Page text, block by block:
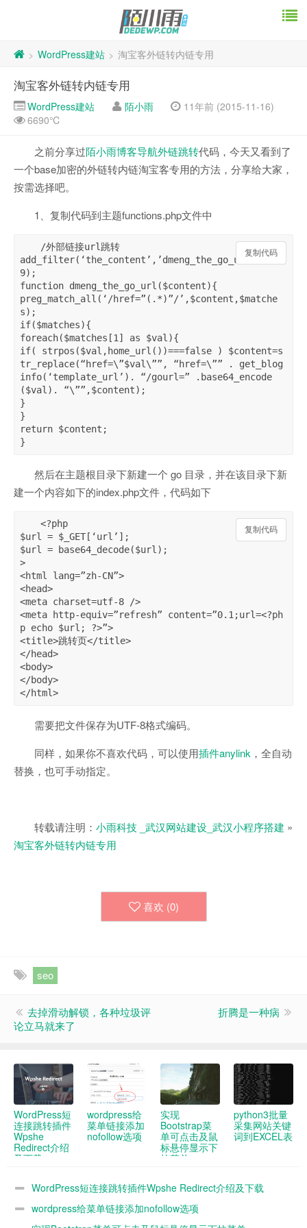
> WordPress建站 > 淘宝客外链转内链专用
淘宝客外链转内链专用
WordPress建站 陌小雨
11年前 (2015-11-16)
6690℃
之前分享过陌小雨博客导航外链跳转代码，今天又看到了
一个base加密的外链转内链淘宝客专用的方法，分享给大家，
按需选择吧。
1、复制代码到主题functions.php文件中
复制代码
复制代码
/外部链接url跳转
add_filter(‘the_content’,’dmeng_the_go_url’,99
9);
function dmeng_the_go_url($content){
preg_match_all(‘/href=”(.*)”/’,$content,$matche
s);
if($matches){
foreach($matches[1] as $val){
if( strpos($val,home_url())===false ) $content=s
tr_replace(“href=\”$val\””, “href=\”” . get_blog
info(‘template_url’). “/gourl=” .base64_encode
($val). “\””,$content);
}
}
return $content;
}
然后在主题根目录下新建一个 go 目录，并在该目录下新
建一个内容如下的index.php文件，代码如下
复制代码
复制代码
<?php
$url = $_GET[‘url’];
$url = base64_decode($url);
>
<html lang=”zh-CN”>
<head>
<meta charset=utf-8 />
<meta http-equiv=”refresh” content=”0.1;url=<?ph
p echo $url; ?>”>
<title>跳转页</title>
</head>
<body>
</body>
</html>
需要把文件保存为UTF-8格式编码。
同样，如果你不喜欢代码，可以使用插件anylink ，全自动
替换，也可手动指定。
转载请注明： 小雨科技 _武汉网站建设_武汉小程序搭建 »
淘宝客外链转内链专用
喜欢 (0)
seo
去掉滑动解锁，各种垃圾评
论立马就来了
折腾是一种病
WordPress短
连接跳转插件
Wpshe
Redirect介绍
及下载
wordpress给
菜单链接添加
nofollow选项
实现
Bootstrap菜
单可点击及鼠
标悬停显示下
拉菜单
python3批量
采集网站关键
词到EXCEL表
WordPress短连接跳转插件Wpshe Redirect介绍及下载
wordpress给菜单链接添加nofollow选项